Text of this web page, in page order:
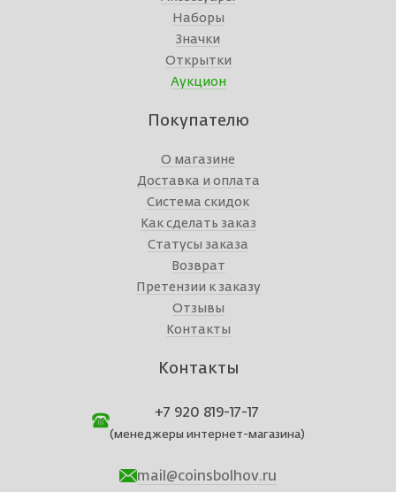
Наборы
Значки
Открытки
Аукцион
Покупателю
О магазине
Доставка и оплата
Система скидок
Как сделать заказ
Статусы заказа
Возврат
Претензии к заказу
Отзывы
Контакты
Контакты
+7 920 819-17-17
(менеджеры интернет-магазина)
mail@coinsbolhov.ru